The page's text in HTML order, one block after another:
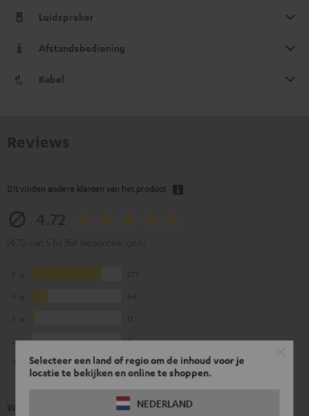
Selecteer een land of regio om de inhoud voor je
locatie te bekijken en online te shoppen.
NEDERLAND
Luidspreker
Afstandsbediening
Kabel
Dit vinden andere klanten van het product
2
4
0
Wat onze klanten zeggen